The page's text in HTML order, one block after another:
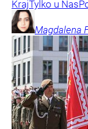
KrajTylko u Nas
Magdalena